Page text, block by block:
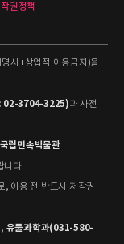
권정책
시+상업적 이용금지)을
02-3704-3225)과 사전
립민속박물관
니다.
, 이용 전 반드시 저작권
유물과학과(031-580-